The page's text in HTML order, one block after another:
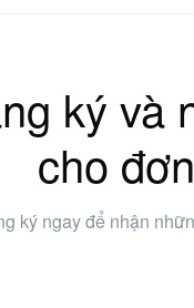
ký và
cho
ký ngay để nhận